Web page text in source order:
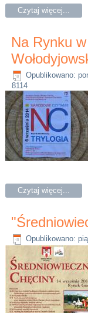
Czytaj więcej...
Na Rynku
Opublikowano:
8114
Czytaj więcej...
Opublikowano: